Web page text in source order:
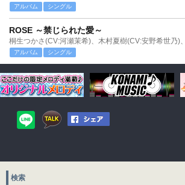
アルバム シングル
ROSE ～禁じられた愛～
アルバム シングル
検索